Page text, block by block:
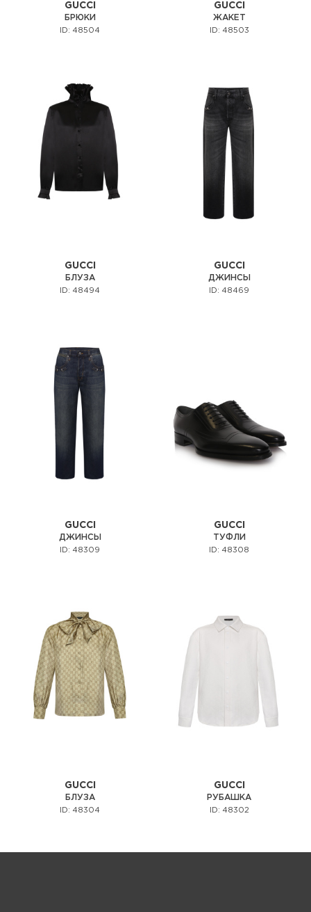
GUCCI
БРЮКИ
ID: 48504
GUCCI
ЖАКЕТ
ID: 48503
GUCCI
БЛУЗА
ID: 48494
GUCCI
ДЖИНСЫ
ID: 48469
GUCCI
ДЖИНСЫ
ID: 48309
GUCCI
ТУФЛИ
ID: 48308
GUCCI
БЛУЗА
ID: 48304
GUCCI
РУБАШКА
ID: 48302